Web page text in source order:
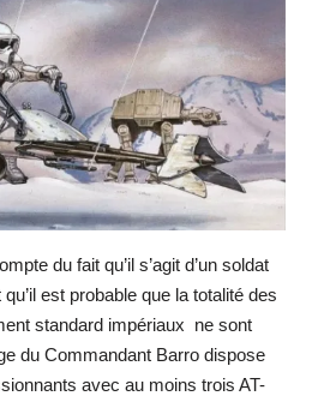
du fait qu’il s’agit d’un soldat
est probable que la totalité des
standard impériaux ne sont
du Commandant Barro dispose
avec au moins trois AT-